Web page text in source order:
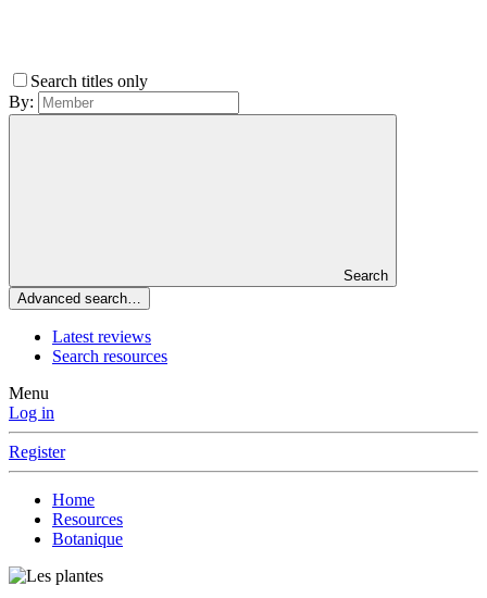
Search titles only
By:
Search
Advanced search…
Latest reviews
Search resources
Menu
Log in
Register
Home
Resources
Botanique